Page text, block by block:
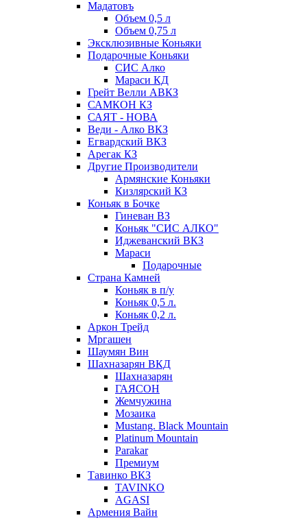
Мадатовъ
Объем 0,5 л
Объем 0,75 л
Эксклюзивные Коньяки
Подарочные Коньяки
СИС Алко
Мараси КД
Грейт Велли АВКЗ
САМКОН КЗ
САЯТ - НОВА
Веди - Алко ВКЗ
Егвардский ВКЗ
Арегак КЗ
Другие Производители
Армянские Коньяки
Кизлярский КЗ
Коньяк в Бочке
Гиневан ВЗ
Коньяк "СИС АЛКО"
Иджеванский ВКЗ
Мараси
Подарочные
Страна Камней
Коньяк в п/у
Коньяк 0,5 л.
Коньяк 0,2 л.
Аркон Трейд
Мргашен
Шаумян Вин
Шахназарян ВКД
Шахназарян
ГАЯСОН
Жемчужина
Мозаика
Mustang. Black Mountain
Platinum Mountain
Parakar
Премиум
Тавинко ВКЗ
TAVINKO
AGASI
Армения Вайн